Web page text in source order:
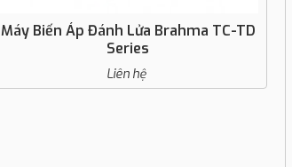
Máy Biến Áp Đánh Lửa Brahma TC-TD
Series
Liên hệ